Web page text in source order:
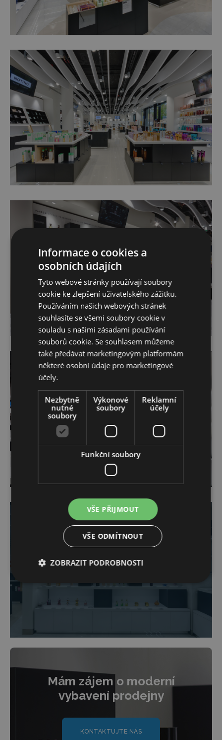
+ 21
Mám zájem o moderní
vybavení prodejny
KONTAKTUJTE NÁS
Informace o cookies a
osobních údajích
Tyto webové stránky používají soubory
cookie ke zlepšení uživatelského zážitku.
Používáním našich webových stránek
souhlasíte se všemi soubory cookie v
souladu s našimi zásadami používání
souborů cookie. Se souhlasem můžeme
také předávat marketingovým platformám
některé osobní údaje pro marketingové
účely.
Nezbytně
nutné
soubory
Výkonové
soubory
Reklamní
účely
Funkční soubory
VŠE PŘIJMOUT
VŠE ODMÍTNOUT
ZOBRAZIT PODROBNOSTI